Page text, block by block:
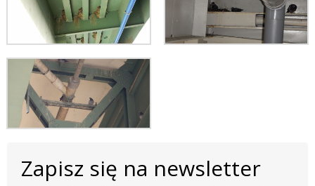
Zapisz się na newsletter